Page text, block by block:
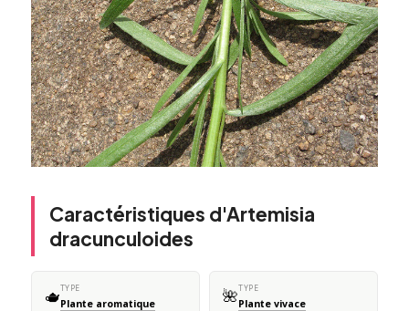
Caractéristiques d'Artemisia
dracunculoides
🫖TYPE
Plante aromatique 🌺TYPE
Plante vivace